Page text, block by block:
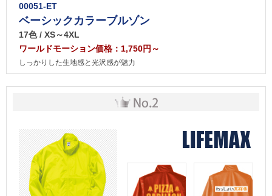
00051-ET
ベーシックカラーブルゾン
17色 / XS～4XL
ワールドモーション価格：1,750円～
しっかりした生地感と光沢感が魅力